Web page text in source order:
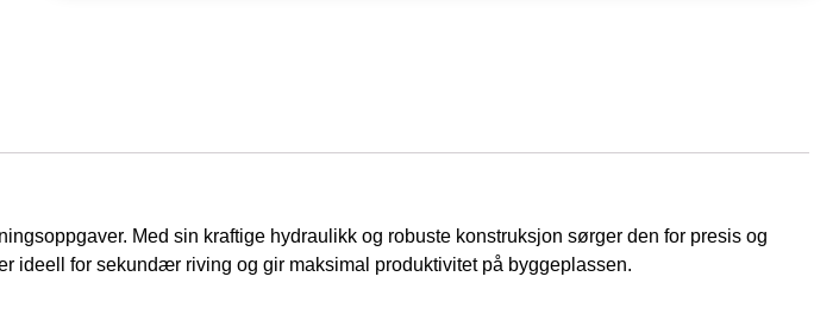
Med sin kraftige hydraulikk og robuste konstruksjon sørger den for presis og
ideell for sekundær riving og gir maksimal produktivitet på byggeplassen.